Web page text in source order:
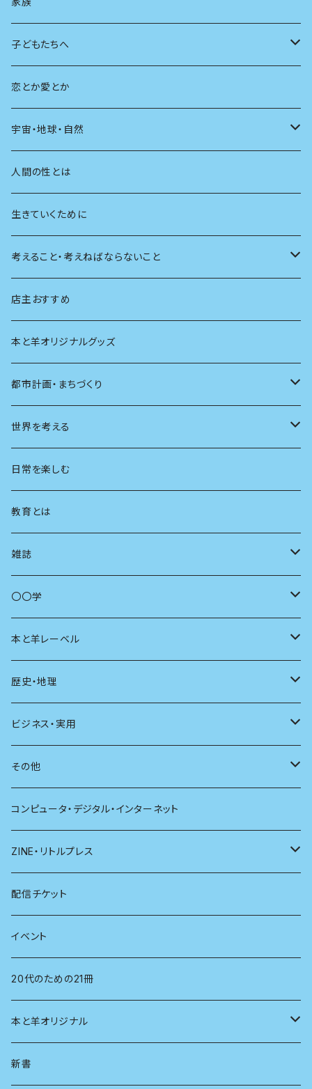
広告
未来
人生
子どもたちへ
教育
友達
学校
恋とか愛とか
宇宙・地球・自然
動物
植物
天体
生物
人間の性とは
生きていくために
考えること・考えねばならないこと
創元社 シリーズ「あいだで考える」
店主おすすめ
本と羊オリジナルグッズ
都市計画・まちづくり
都市
地方
まちづくり
コミュニティ
商いとは
世界を考える
思想
日常を楽しむ
教育とは
雑誌
母の友
ユリイカ
現代思想
新潮
別冊太陽
〇〇学
動物
自然
科学
社会
哲学
医学
看護学
心理学
経営学
言語学
法律
人類学
本と羊レーベル
電子版（EPub）
電子版（PDF）
歴史・地理
歴史
地理
ビジネス・実用
雷鳥社辞典シリーズ
その他
珈琲
雑貨
コンピュータ・デジタル・インターネット
ZINE・リトルプレス
電子版（EPub）
電子版（PDF）
配信チケット
イベント
20代のための21冊
本と羊オリジナル
アロマスプレー
新書